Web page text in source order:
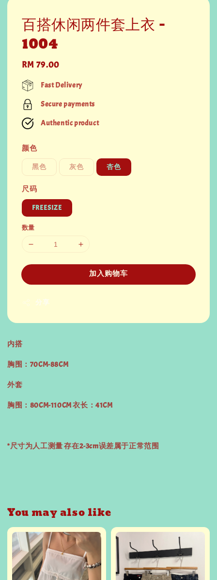
百搭休闲两件套上衣 -
1004
Regular
price
RM 79.00
Fast Delivery
Secure payments
Authentic product
颜色
黑色 灰色 杏色
尺码
FREESIZE
数量
加入购物车
分享
内搭
胸围：70CM-88CM
外套
胸围：80CM-110CM 衣长：41CM
*尺寸为人工测量 存在2-3cm误差属于正常范围
You may also like